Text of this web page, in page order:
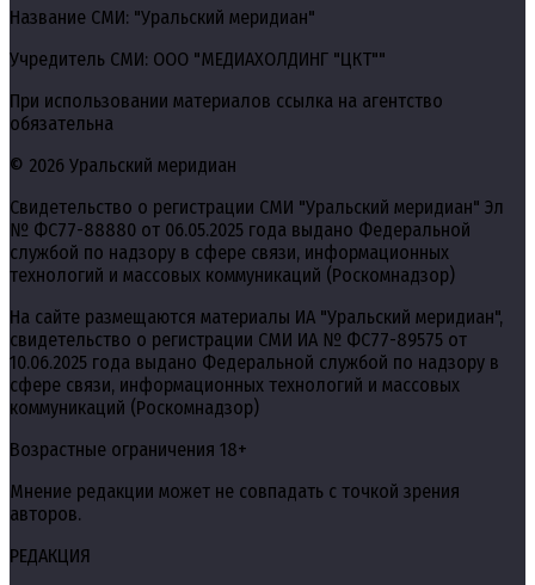
Название СМИ: "Уральский меридиан"
Учредитель СМИ: ООО "МЕДИАХОЛДИНГ "ЦКТ""
При использовании материалов ссылка на агентство
обязательна
© 2026 Уральский меридиан
Свидетельство о регистрации СМИ "Уральский меридиан" Эл
№ ФС77-88880 от 06.05.2025 года выдано Федеральной
службой по надзору в сфере связи, информационных
технологий и массовых коммуникаций (Роскомнадзор)
На сайте размещаются материалы ИА "Уральский меридиан",
свидетельство о регистрации СМИ ИА № ФС77-89575 от
10.06.2025 года выдано Федеральной службой по надзору в
сфере связи, информационных технологий и массовых
коммуникаций (Роскомнадзор)
Возрастные ограничения 18+
Мнение редакции может не совпадать с точкой зрения
авторов.
РЕДАКЦИЯ